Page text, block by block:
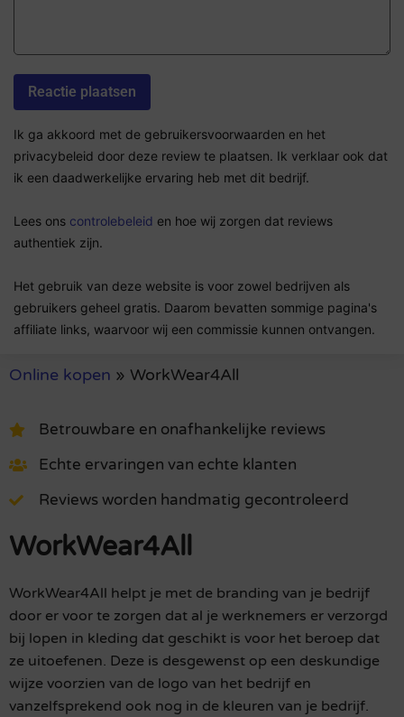
Ik ga akkoord met de gebruikersvoorwaarden en het
privacybeleid door deze review te plaatsen. Ik verklaar ook dat
ik een daadwerkelijke ervaring heb met dit bedrijf.
Lees ons controlebeleid en hoe wij zorgen dat reviews
authentiek zijn.
Het gebruik van deze website is voor zowel bedrijven als
gebruikers geheel gratis. Daarom bevatten sommige pagina's
affiliate links, waarvoor wij een commissie kunnen ontvangen.
Online kopen » WorkWear4All
Betrouwbare en onafhankelijke reviews
Echte ervaringen van echte klanten
Reviews worden handmatig gecontroleerd
WorkWear4All
WorkWear4All helpt je met de branding van je bedrijf
door er voor te zorgen dat al je werknemers er verzorgd
bij lopen in kleding dat geschikt is voor het beroep dat
ze uitoefenen. Deze is desgewenst op een deskundige
wijze voorzien van de logo van het bedrijf en
vanzelfsprekend ook nog in de kleuren van je bedrijf.